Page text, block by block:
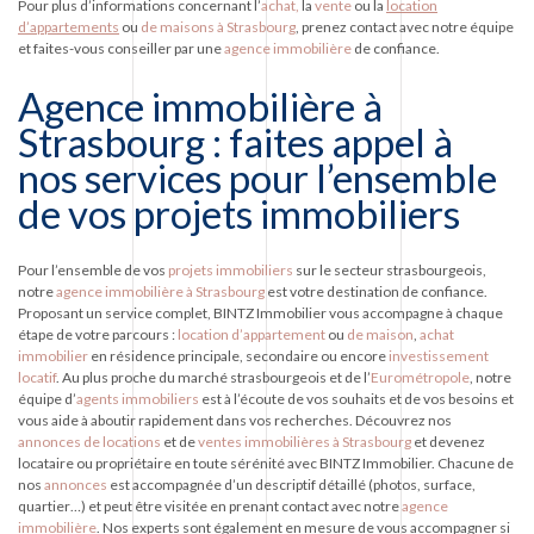
Pour plus d’informations concernant l’achat, la vente ou la location
d’appartements ou de maisons à Strasbourg , prenez contact avec notre équipe
et faites-vous conseiller par uneagence immobilière de confiance.
Agence immobilière à
Strasbourg : faites appel à
nos services pour l’ensemble
de vos projets immobiliers
Pour l’ensemble de vos projets immobiliers sur le secteur strasbourgeois,
notreagence immobilière à Strasbourg est votre destination de confiance.
Proposant un service complet, BINTZ Immobilier vous accompagne à chaque
étape de votre parcours : location d’appartement ou de maison achat
immobilier en résidence principale, secondaire ou encore investissement
locatif. Au plus proche du marché strasbourgeois et de l’Eurométropole , notre
équipe d’agents immobiliers est à l’écoute de vos souhaits et de vos besoins et
vous aide à aboutir rapidement dans vos recherches. Découvrez nos
annonces de locations et deventes immobilières à Strasbourg et devenez
locataire ou propriétaire en toute sérénité avec BINTZ Immobilier. Chacune de
nos annonces est accompagnée d’un descriptif détaillé (photos, surface,
quartier…) et peut être visitée en prenant contact avec notreagence
immobilière . Nos experts sont également en mesure de vous accompagner si